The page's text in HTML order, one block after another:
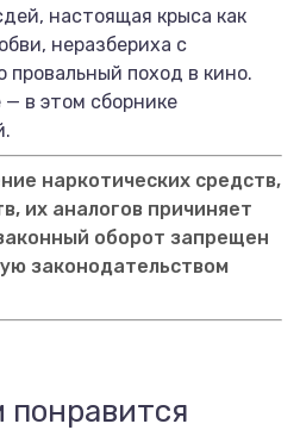
настоящая крыса как
неразбериха с
провальный поход в кино.
— в этом сборнике
наркотических средств,
их аналогов причиняет
оборот запрещен
законодательством